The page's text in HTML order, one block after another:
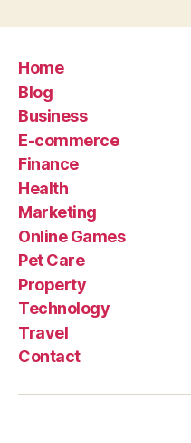
Home
Blog
Business
E-commerce
Finance
Health
Marketing
Online Games
Pet Care
Property
Technology
Travel
Contact